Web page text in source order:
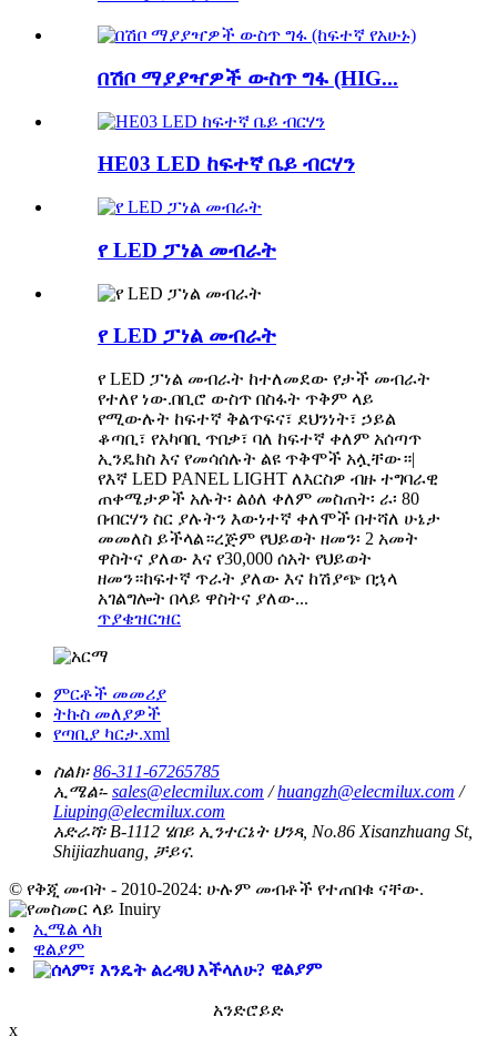
በሽቦ ማያያዣዎች ውስጥ ግፋ (HIG...
HE03 LED ከፍተኛ ቤይ ብርሃን
የ LED ፓነል መብራት
የ LED ፓነል መብራት
የ LED ፓነል መብራት ከተለመደው የታች መብራት
የተለየ ነው.በቢሮ ውስጥ በስፋት ጥቅም ላይ
የሚውሉት ከፍተኛ ቅልጥፍና፣ ደህንነት፣ ኃይል
ቆጣቢ፣ የአካባቢ ጥበቃ፣ ባለ ከፍተኛ ቀለም አሰጣጥ
ኢንዴክስ እና የመሳሰሉት ልዩ ጥቅሞች አሏቸው።|
የእኛ LED PANEL LIGHT ለእርስዎ ብዙ ተግባራዊ
ጠቀሜታዎች አሉት፡ ልዕለ ቀለም መስጠት፡ ራ፡ 80
በብርሃን ስር ያሉትን እውነተኛ ቀለሞች በተሻለ ሁኔታ
መመለስ ይችላል።ረጅም የህይወት ዘመን፡ 2 አመት
ዋስትና ያለው እና የ30,000 ሰአት የህይወት
ዘመን።ከፍተኛ ጥራት ያለው እና ከሽያጭ በኋላ
አገልግሎት በላይ ዋስትና ያለው...
ጥያቄዝርዝር
ምርቶች መመሪያ
ትኩስ መለያዎች
የጣቢያ ካርታ.xml
ስልክ፡ 86-311-67265785
ኢሜል፡- sales@elecmilux.com /huangzh@elecmilux.com /
Liuping@elecmilux.com
አድራሻ፡ B-1112 ሄበይ ኢንተርኔት ህንጻ, No.86 Xisanzhuang St,
Shijiazhuang, ቻይና.
© የቅጂ መብት - 2010-2024: ሁሉም መብቶች የተጠበቁ ናቸው.
ኢሜል ላክ
ዊልያም
ዊልያም
አንድሮይድ
x